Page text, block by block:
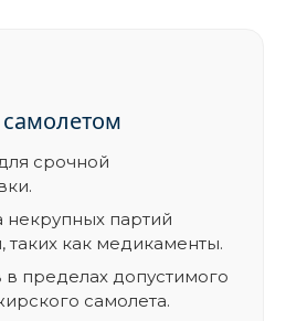
срочной
некрупных партий
таких как медикаменты.
в пределах допустимого
самолета.